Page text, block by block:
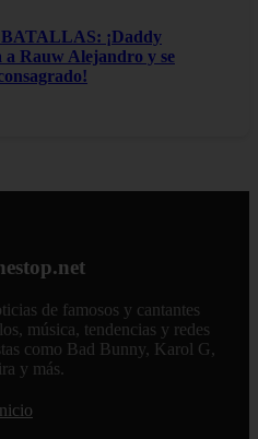
¡Daddy
a Rauw Alejandro y se
de famosos y cantantes
música, tendencias y redes
como Bad Bunny, Karol G,
y más.